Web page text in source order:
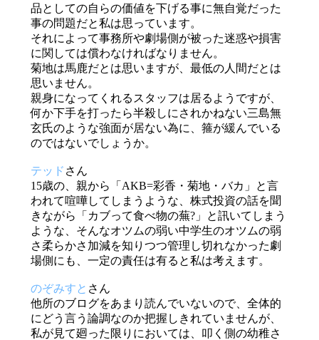
品としての自らの価値を下げる事に無自覚だった
事の問題だと私は思っています。
それによって事務所や劇場側が被った迷惑や損害
に関しては償わなければなりません。
菊地は馬鹿だとは思いますが、最低の人間だとは
思いません。
親身になってくれるスタッフは居るようですが、
何か下手を打ったら半殺しにされかねない三島無
玄氏のような強面が居ない為に、箍が緩んでいる
のではないでしょうか。
テッド さん
15歳の、親から「AKB=彩香・菊地・バカ」と言
われて喧嘩してしまうような、株式投資の話を聞
きながら「カブって食べ物の蕪?」と訊いてしまう
ような、そんなオツムの弱い中学生のオツムの弱
さ柔らかさ加減を知りつつ管理し切れなかった劇
場側にも、一定の責任は有ると私は考えます。
のぞみすと さん
他所のブログをあまり読んでいないので、全体的
にどう言う論調なのか把握しきれていませんが、
私が見て廻った限りにおいては、叩く側の幼稚さ